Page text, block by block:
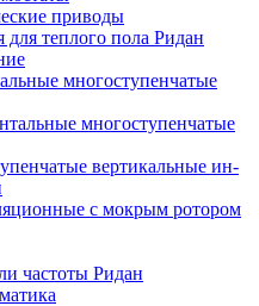
приводы
теплого пола Ридан
многоступенчатые
многоступенчатые
вертикальные ин-
с мокрым ротором
частоты Ридан